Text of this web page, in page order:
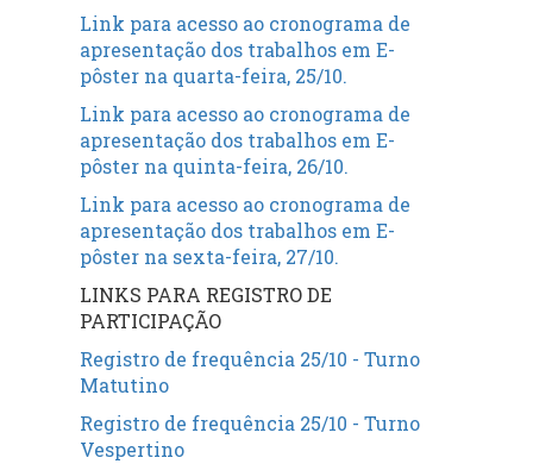
Link para acesso ao cronograma de
apresentação dos trabalhos em E-
pôster na quarta-feira, 25/10.
Link para acesso ao cronograma de
apresentação dos trabalhos em E-
pôster na quinta-feira, 26/10.
Link para acesso ao cronograma de
apresentação dos trabalhos em E-
pôster na sexta-feira, 27/10.
LINKS PARA REGISTRO DE
PARTICIPAÇÃO
Registro de frequência 25/10 - Turno
Matutino
Registro de frequência 25/10 - Turno
Vespertino